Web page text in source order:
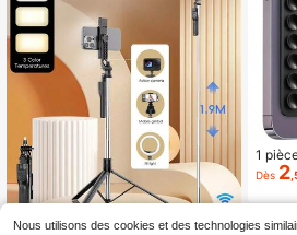
1
cone
us
Dès 2
Nous utilisons des cookies et des technologies